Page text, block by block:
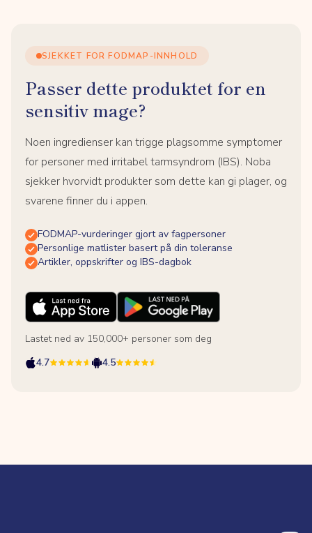
SJEKKET FOR FODMAP-INNHOLD
Passer dette produktet for en
sensitiv mage?
Noen ingredienser kan trigge plagsomme symptomer
for personer med irritabel tarmsyndrom (IBS). Noba
sjekker hvorvidt produkter som dette kan gi plager, og
svarene finner du i appen.
FODMAP-vurderinger gjort av fagpersoner
Personlige matlister basert på din toleranse
Artikler, oppskrifter og IBS-dagbok
Lastet ned av 150,000+ personer som deg
4.7
4.5